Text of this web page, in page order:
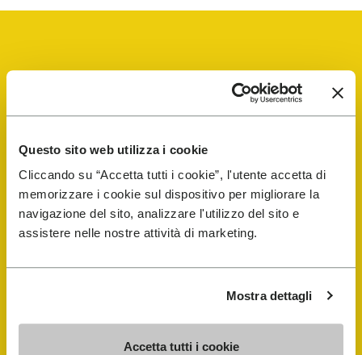
Questo sito web utilizza i cookie
Cliccando su “Accetta tutti i cookie”, l'utente accetta di
memorizzare i cookie sul dispositivo per migliorare la
navigazione del sito, analizzare l'utilizzo del sito e
assistere nelle nostre attività di marketing.
Mostra dettagli
Accetta tutti i cookie
Vibram Events
FiveFingers Guide
E-SHOP
Trouver un cordonnier